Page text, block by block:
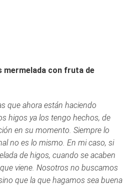
mermelada con fruta de
que ahora están haciendo
higos ya los tengo hechos, de
en su momento. Siempre lo
no es lo mismo. En mi caso, si
de higos, cuando se acaben
viene. Nosotros no buscamos
que la que hagamos sea buena